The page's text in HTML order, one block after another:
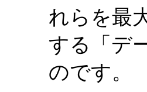
れらを最
する「デ
のです。